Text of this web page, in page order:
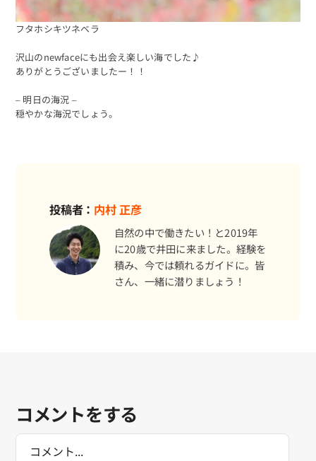
フタホシキツネベラ
沢山のnewfaceにも出会え楽しい海でした♪
ありがとうございましたー！！
– 明日の海況 –
穏やかな海況でしょう。
投稿者： 内村 正彦
自然の中で働きたい！と2019年
に20歳で井田に来ました。経験を
積み、今では頼れるガイドに。皆
さん、一緒に潜りましょう！
コメントをする
Comment